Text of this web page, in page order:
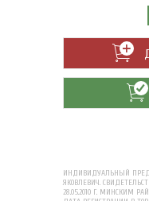
ИНДИВИДУАЛЬНЫЙ
ЯКОВЛЕВИЧ.
28.05.2010 Г. МИНСКИМ